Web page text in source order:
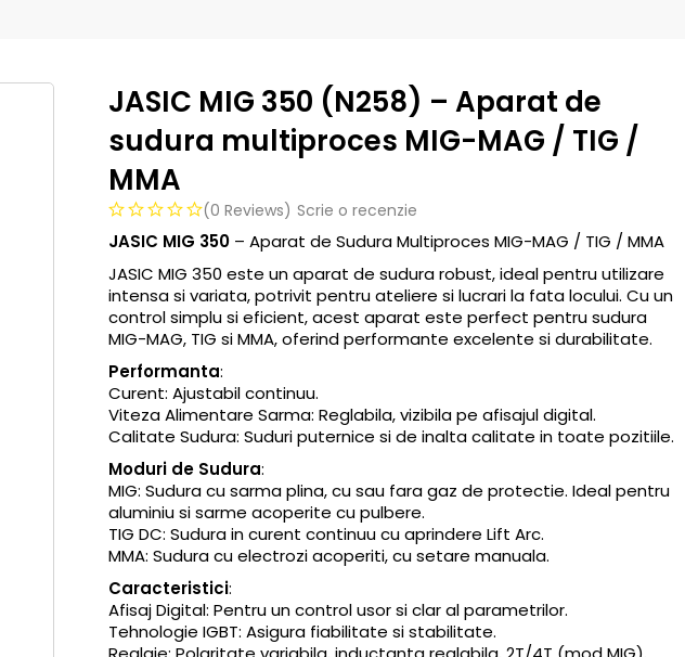
JASIC MIG 350 (N258) – Aparat de
sudura multiproces MIG-MAG / TIG /
MMA
(0 Reviews) Scrie o recenzie
JASIC MIG 350 – Aparat de Sudura Multiproces MIG-MAG / TIG / MMA
JASIC MIG 350 este un aparat de sudura robust, ideal pentru utilizare
intensa si variata, potrivit pentru ateliere si lucrari la fata locului. Cu un
control simplu si eficient, acest aparat este perfect pentru sudura
MIG-MAG, TIG si MMA, oferind performante excelente si durabilitate.
Performanta:
Curent: Ajustabil continuu.
Viteza Alimentare Sarma: Reglabila, vizibila pe afisajul digital.
Calitate Sudura: Suduri puternice si de inalta calitate in toate pozitiile.
Moduri de Sudura:
MIG: Sudura cu sarma plina, cu sau fara gaz de protectie. Ideal pentru
aluminiu si sarme acoperite cu pulbere.
TIG DC: Sudura in curent continuu cu aprindere Lift Arc.
MMA: Sudura cu electrozi acoperiti, cu setare manuala.
Caracteristici:
Afisaj Digital: Pentru un control usor si clar al parametrilor.
Tehnologie IGBT: Asigura fiabilitate si stabilitate.